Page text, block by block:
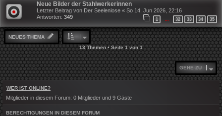
Neue Bilder der Stahlwerkerinnen
Letzter Beitrag von Der Seelenlose « So 14. Jun 2026, 22:16
Antworten: 349 1 … 32 33 34 35
NEUES THEMA
13 Themen • Seite1von1
GEHE ZU
WER IST ONLINE?
Mitglieder in diesem Forum: 0 Mitglieder und 9 Gäste
BERECHTIGUNGEN IN DIESEM FORUM